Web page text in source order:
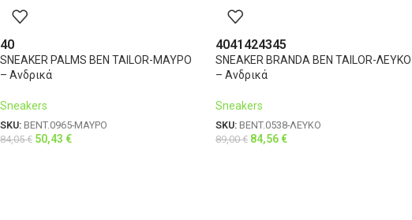
40
SNEAKER PALMS BEN TAILOR-ΜΑΥΡΟ
– Ανδρικά
Sneakers
SKU: BENT.0965-ΜΑΥΡΟ
84,05€ 50,43 €
4041 424345
SNEAKER BRANDA BEN TAILOR-ΛΕΥΚΟ
– Ανδρικά
Sneakers
SKU: BENT.0538-ΛΕΥΚΟ
89,00€ 84,56€